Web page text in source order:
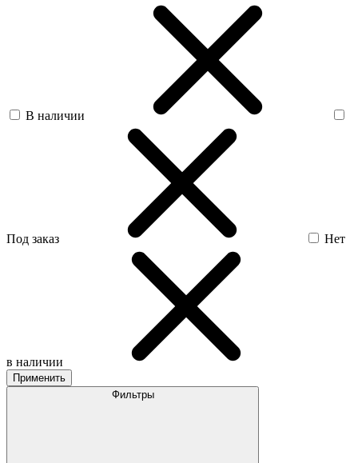
В наличии
Под заказ Нет
в наличии
Применить
Фильтры